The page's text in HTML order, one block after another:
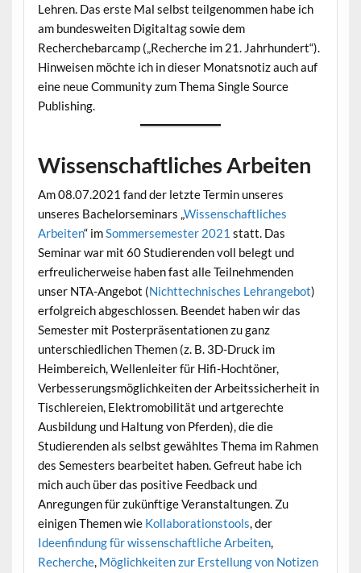
Lehren. Das erste Mal selbst teilgenommen habe ich
am bundesweiten Digitaltag sowie dem
Recherchebarcamp („Recherche im 21. Jahrhundert“).
Hinweisen möchte ich in dieser Monatsnotiz auch auf
eine neue Community zum Thema Single Source
Publishing.
Wissenschaftliches Arbeiten
Am 08.07.2021 fand der letzte Termin unseres
unseres Bachelorseminars „Wissenschaftliches
Arbeiten“ imSommersemester 2021 statt. Das
Seminar war mit 60 Studierenden voll belegt und
erfreulicherweise haben fast alle Teilnehmenden
unser NTA-Angebot (Nichttechnisches Lehrangebot)
erfolgreich abgeschlossen. Beendet haben wir das
Semester mit Posterpräsentationen zu ganz
unterschiedlichen Themen (z. B. 3D-Druck im
Heimbereich, Wellenleiter für Hifi-Hochtöner,
Verbesserungsmöglichkeiten der Arbeitssicherheit in
Tischlereien, Elektromobilität und artgerechte
Ausbildung und Haltung von Pferden), die die
Studierenden als selbst gewähltes Thema im Rahmen
des Semesters bearbeitet haben. Gefreut habe ich
mich auch über das positive Feedback und
Anregungen für zukünftige Veranstaltungen. Zu
einigen Themen wie Kollaborationstools, der
Ideenfindung für wissenschaftliche Arbeiten,
Recherche, Möglichkeiten zur Erstellung von Notizen